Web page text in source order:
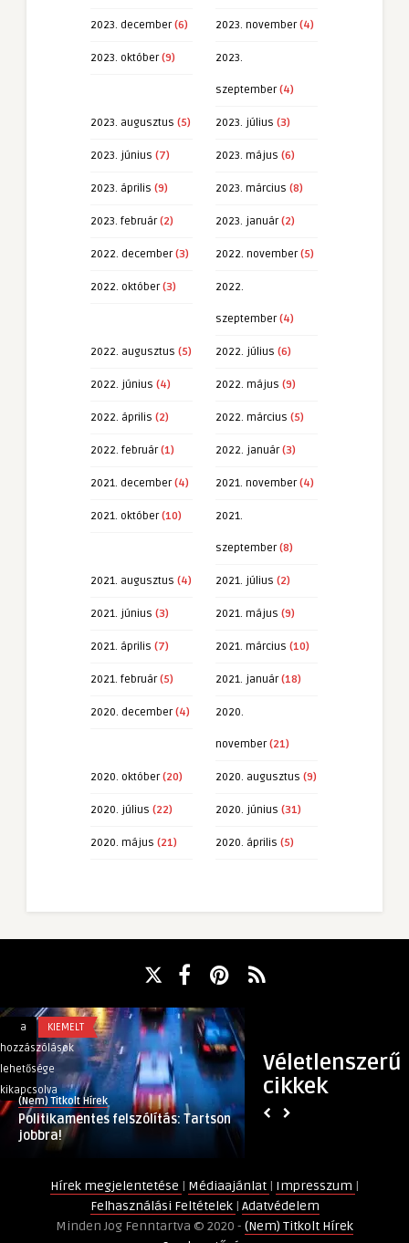
2023. december(6) 2023. november(4)
2023. október(9) 2023.
szeptember(4)
2023. augusztus (5) 2023. július (3)
2023. június (7) 2023. május (6)
2023. április (9) 2023. március (8)
2023. február(2) 2023. január(2)
2022. december(3) 2022. november(5)
2022. október(3) 2022.
szeptember(4)
2022. augusztus (5) 2022. július (6)
2022. június (4) 2022. május (9)
2022. április (2) 2022. március (5)
2022. február(1) 2022. január(3)
2021. december(4) 2021. november(4)
2021. október(10) 2021.
szeptember(8)
2021. augusztus (4) 2021. július (2)
2021. június (3) 2021. május (9)
2021. április (7) 2021. március (10)
2021. február(5) 2021. január(18)
2020. december(4) 2020.
november(21)
2020. október(20) 2020. augusztus (9)
2020. július (22) 2020. június (31)
2020. május (21) 2020. április (5)
Véletlenszerű
cikkek
Politikamentes
felszólítás:
Tartson
jobbra!
bejegyzéshez
a
hozzászólások
lehetősége
kikapcsolva
KIEMELT
(Nem) Titkolt Hírek
Politikamentes felszólítás: Tartson
jobbra!
milliárd
felett
kereskedelemi
összforgalom
bejegyzéshez
lehetősége
kikapcsolva
Hírek megjelentetése | Médiaajánlat | Impresszum |
Felhasználási Feltételek | Adatvédelem
Minden Jog Fenntartva © 2020 - (Nem) Titkolt Hírek